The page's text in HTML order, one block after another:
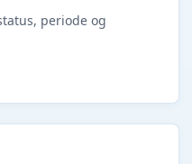
periode og